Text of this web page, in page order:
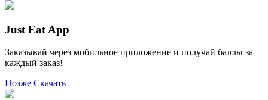
Just Eat App
Заказывай через мобильное приложение и получай баллы за
каждый заказ!
Позже Скачать